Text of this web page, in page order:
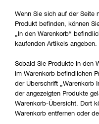
Wenn Sie sich auf der Seite
Produkt befinden, können
„In den Warenkorb“
kaufenden Artikels angeben.
Sobald Sie Produkte in den
im Warenkorb befindlichen
der Überschrift „Warenkorb
der angezeigten Produkte
Warenkorb-Übersicht. Dort
Warenkorb entfernen oder